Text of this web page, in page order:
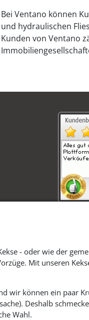
Bei Ventano können
und hydraulischen
Kunden von Ventano
- oder wie der
Mit unseren
wir können ein paar
Deshalb
Wahl.